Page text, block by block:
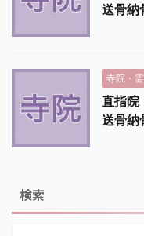
送骨納
寺院・
直指院
送骨納
検索